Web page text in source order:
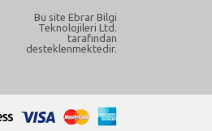
Bu site Ebrar Bilgi
Teknolojileri Ltd.
tarafından
desteklenmektedir.